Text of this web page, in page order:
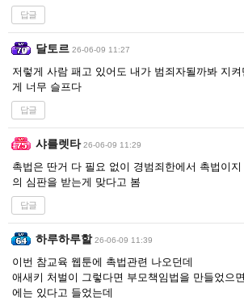
답글
달토르 26-06-09 11:27
저렇게 사람 패고 있어도 내가 범죄자될까봐 지
게 너무 슬프다
답글
샤를렛타 26-06-09 11:29
촉법은 딴거 다 필요 없이 경범죄한에서 촉법이
의 심판을 받는게 맞다고 봄
답글
하루하루할 26-06-09 11:39
이번 참교육 웹툰에 촉법관련 나오던데
애새키 처벌이 그렇다면 부모책임법을 만들었으
에는 있다고 들었는데